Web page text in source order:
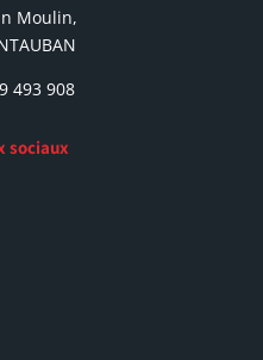
Moulin,
493 908
sociaux